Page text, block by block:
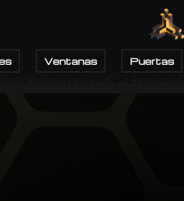
Ventanas Puertas